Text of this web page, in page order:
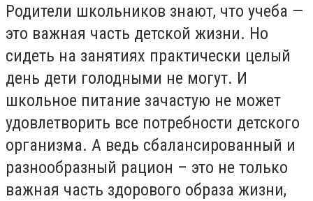
Родители школьников знают, что учеба —
это важная часть детской жизни. Но
сидеть на занятиях практически целый
день дети голодными не могут. И
школьное питание зачастую не может
удовлетворить все потребности детского
организма. А ведь сбалансированный и
разнообразный рацион – это не только
важная часть здорового образа жизни,